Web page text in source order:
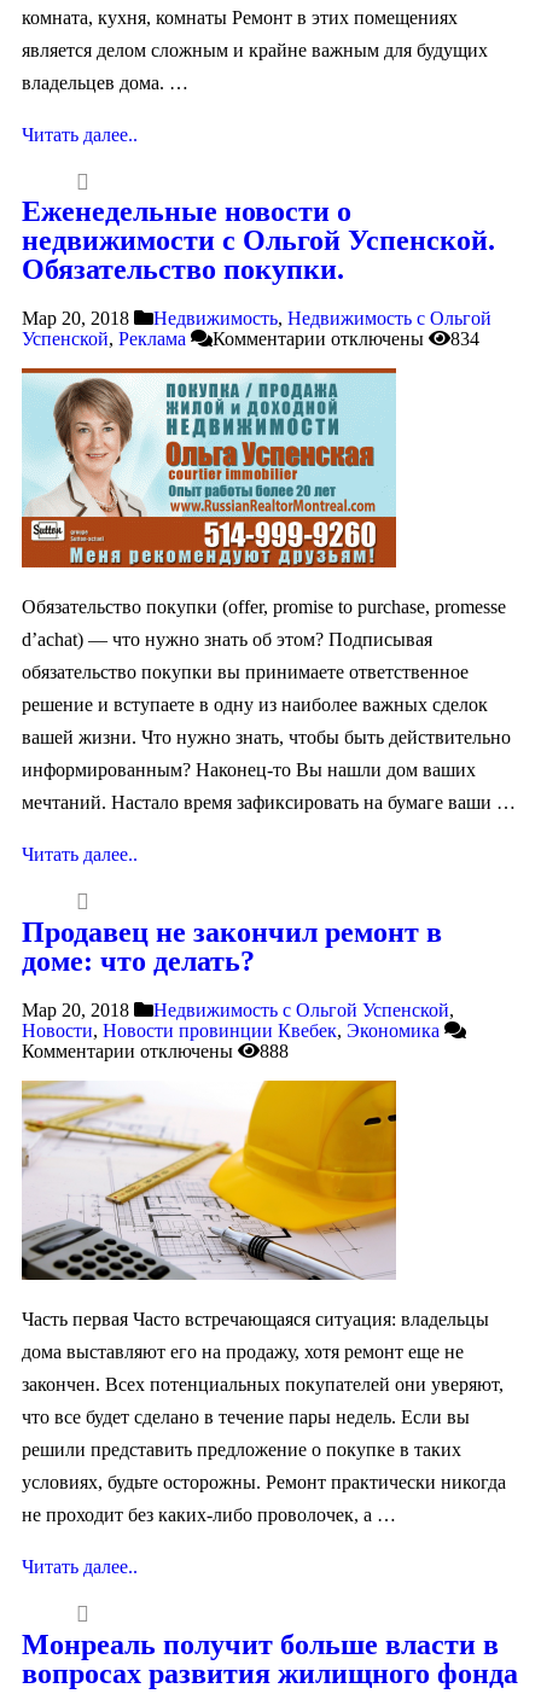
комната, кухня, комнаты Ремонт в этих помещениях
является делом сложным и крайне важным для будущих
владельцев дома. …
Читать далее..
Еженедельные новости о
недвижимости с Ольгой Успенской.
Обязательство покупки.
Мар 20, 2018 Недвижимость, Недвижимость с Ольгой
Успенской, Реклама Комментарии отключены 834
Обязательство покупки (offer, promise to purchase, promesse
d’achat) — что нужно знать об этом? Подписывая
обязательство покупки вы принимаете ответственное
решение и вступаете в одну из наиболее важных сделок
вашей жизни. Что нужно знать, чтобы быть действительно
информированным? Наконец-то Вы нашли дом ваших
мечтаний. Настало время зафиксировать на бумаге ваши …
Читать далее..
Продавец не закончил ремонт в
доме: что делать?
Мар 20, 2018 Недвижимость с Ольгой Успенской,
Новости, Новости провинции Квебек, Экономика
Комментарии отключены 888
Часть первая Часто встречающаяся ситуация: владельцы
дома выставляют его на продажу, хотя ремонт еще не
закончен. Всех потенциальных покупателей они уверяют,
что все будет сделано в течение пары недель. Если вы
решили представить предложение о покупке в таких
условиях, будьте осторожны. Ремонт практически никогда
не проходит без каких-либо проволочек, а …
Читать далее..
Монреаль получит больше власти в
вопросах развития жилищного фонда